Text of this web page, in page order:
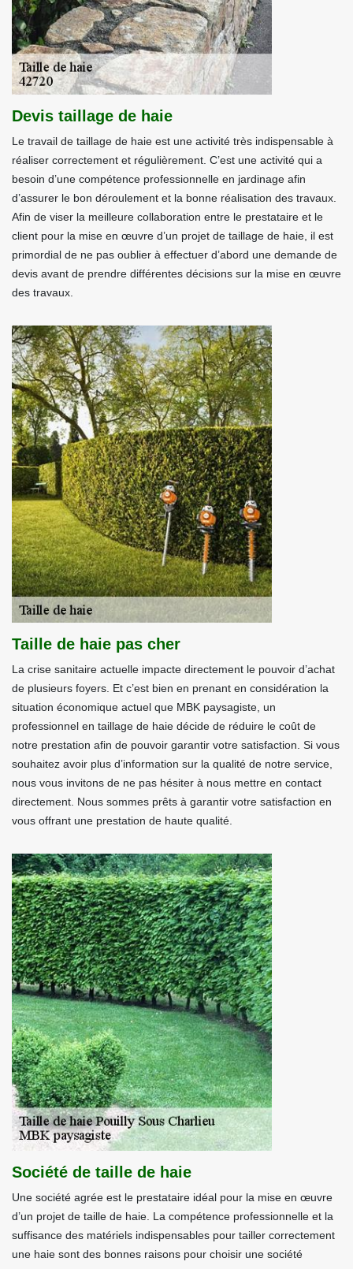
Devis taillage de haie
Le travail de taillage de haie est une activité très indispensable à
réaliser correctement et régulièrement. C’est une activité qui a
besoin d’une compétence professionnelle en jardinage afin
d’assurer le bon déroulement et la bonne réalisation des travaux.
Afin de viser la meilleure collaboration entre le prestataire et le
client pour la mise en œuvre d’un projet de taillage de haie, il est
primordial de ne pas oublier à effectuer d’abord une demande de
devis avant de prendre différentes décisions sur la mise en œuvre
des travaux.
Taille de haie pas cher
La crise sanitaire actuelle impacte directement le pouvoir d’achat
de plusieurs foyers. Et c’est bien en prenant en considération la
situation économique actuel que MBK paysagiste, un
professionnel en taillage de haie décide de réduire le coût de
notre prestation afin de pouvoir garantir votre satisfaction. Si vous
souhaitez avoir plus d’information sur la qualité de notre service,
nous vous invitons de ne pas hésiter à nous mettre en contact
directement. Nous sommes prêts à garantir votre satisfaction en
vous offrant une prestation de haute qualité.
Société de taille de haie
Une société agrée est le prestataire idéal pour la mise en œuvre
d’un projet de taille de haie. La compétence professionnelle et la
suffisance des matériels indispensables pour tailler correctement
une haie sont des bonnes raisons pour choisir une société